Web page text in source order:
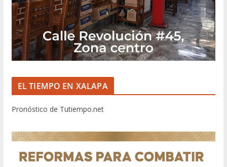
EL TIEMPO EN XALAPA
Pronóstico de Tutiempo.net